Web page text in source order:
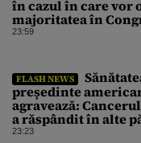
în cazul în care vor
majoritatea în
23:59
FLASH NEWS
președinte
agravează:
a răspândit în alte
corpului
23:23